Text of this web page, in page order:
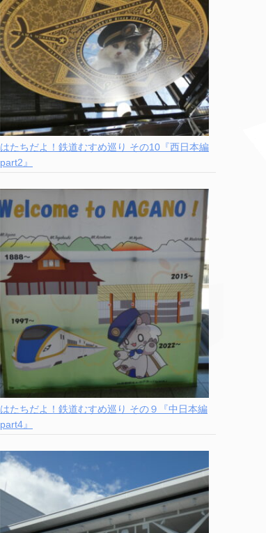
はたちだよ！鉄道むすめ巡り その10『西日本編
part2』
はたちだよ！鉄道むすめ巡り その９『中日本編
part4』